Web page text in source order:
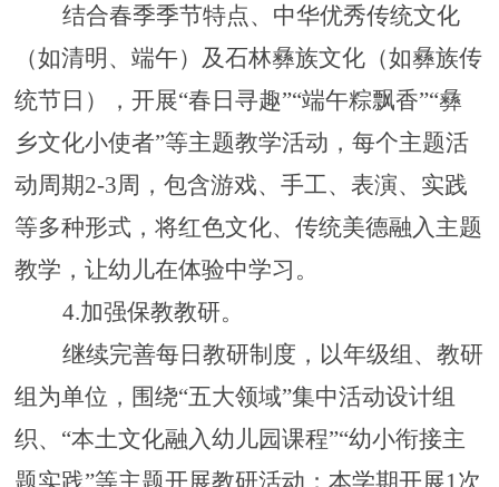
结合春季季节特点、中华优秀传统文化
（如清明、端午）及石林彝族文化（如彝族传
统节日），开展“春日寻趣”“端午粽飘香”“彝
乡文化小使者”等主题教学活动，每个主题活
动周期2-3周，包含游戏、手工、表演、实践
等多种形式，将红色文化、传统美德融入主题
教学，让幼儿在体验中学习。
4.加强保教教研。
继续完善每日 教研制度，以年级组 、 教研
组为单位，围绕“五大领域”集中活动设计组
织、 “本土文化融入幼儿园课程”“幼小衔接主
题实践”等主题开展教研活动； 本学期开展1次